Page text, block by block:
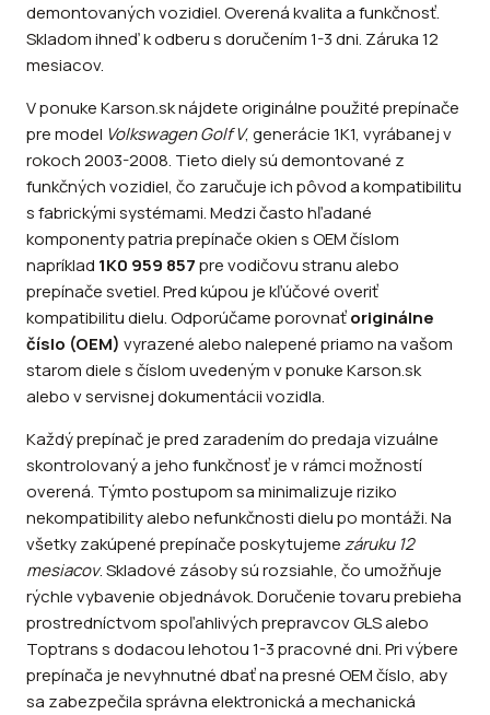
demontovaných vozidiel. Overená kvalita a funkčnosť.
Skladom ihneď k odberu s doručením 1-3 dni. Záruka 12
mesiacov.
V ponuke Karson.sk nájdete originálne použité prepínače
pre model Volkswagen Golf V, generácie 1K1, vyrábanej v
rokoch 2003-2008. Tieto diely sú demontované z
funkčných vozidiel, čo zaručuje ich pôvod a kompatibilitu
s fabrickými systémami. Medzi často hľadané
komponenty patria prepínače okien s OEM číslom
napríklad 1K0 959 857pre vodičovu stranu alebo
prepínače svetiel. Pred kúpou je kľúčové overiť
kompatibilitu dielu. Odporúčame porovnaťoriginálne
číslo (OEM) vyrazené alebo nalepené priamo na vašom
starom diele s číslom uvedeným v ponuke Karson.sk
alebo v servisnej dokumentácii vozidla.
Každý prepínač je pred zaradením do predaja vizuálne
skontrolovaný a jeho funkčnosť je v rámci možností
overená. Týmto postupom sa minimalizuje riziko
nekompatibility alebo nefunkčnosti dielu po montáži. Na
všetky zakúpené prepínače poskytujemezáruku 12
mesiacov. Skladové zásoby sú rozsiahle, čo umožňuje
rýchle vybavenie objednávok. Doručenie tovaru prebieha
prostredníctvom spoľahlivých prepravcov GLS alebo
Toptrans s dodacou lehotou 1-3 pracovné dni. Pri výbere
prepínača je nevyhnutné dbať na presné OEM číslo, aby
sa zabezpečila správna elektronická a mechanická